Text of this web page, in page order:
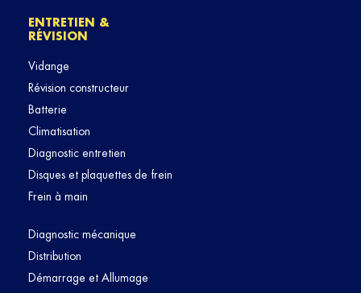
ENTRETIEN &
RÉVISION
Vidange
Révision constructeur
Batterie
Climatisation
Diagnostic entretien
Disques et plaquettes de frein
Frein à main
Diagnostic mécanique
Distribution
Démarrage et Allumage